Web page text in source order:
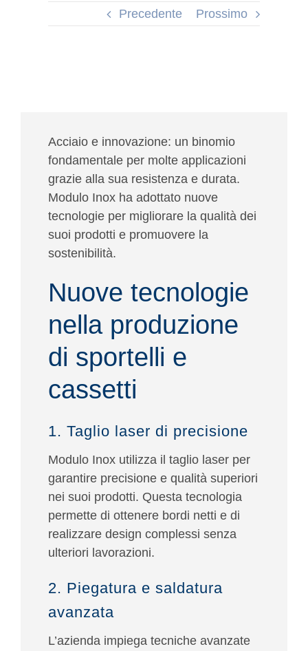
Precedente Prossimo
Acciaio e innovazione: un binomio
fondamentale per molte applicazioni
grazie alla sua resistenza e durata.
Modulo Inox ha adottato nuove
tecnologie per migliorare la qualità dei
suoi prodotti e promuovere la
sostenibilità.
Nuove tecnologie
nella produzione
di sportelli e
cassetti
1. Taglio laser di precisione
Modulo Inox utilizza il taglio laser per
garantire precisione e qualità superiori
nei suoi prodotti. Questa tecnologia
permette di ottenere bordi netti e di
realizzare design complessi senza
ulteriori lavorazioni.
2. Piegatura e saldatura
avanzata
L’azienda impiega tecniche avanzate